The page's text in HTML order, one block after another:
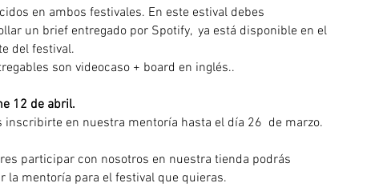
en ambos festivales. En este estival debes
un brief entregado por Spotify, ya está disponible en el
del festival.
son videocaso + board en inglés..
12 de abril.
inscribirte en nuestra mentoría hasta el día 26 de marzo.
participar con nosotros en nuestra tienda podrás
la mentoría para el festival que quieras.